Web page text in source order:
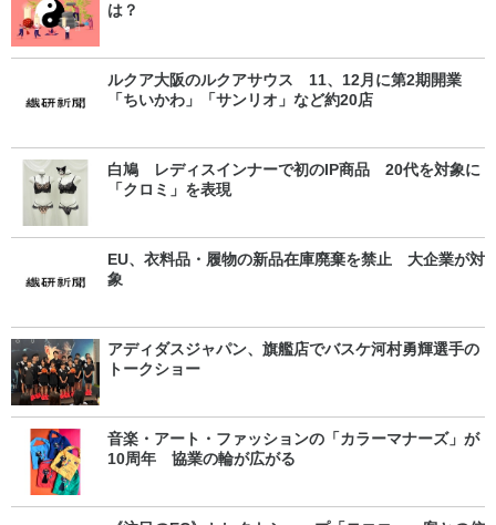
は？
ルクア大阪のルクアサウス 11、12月に第2期開業
「ちいかわ」「サンリオ」など約20店
白鳩 レディスインナーで初のIP商品 20代を対象に
「クロミ」を表現
EU、衣料品・履物の新品在庫廃棄を禁止 大企業が対
象
アディダスジャパン、旗艦店でバスケ河村勇輝選手の
トークショー
音楽・アート・ファッションの「カラーマナーズ」が
10周年 協業の輪が広がる